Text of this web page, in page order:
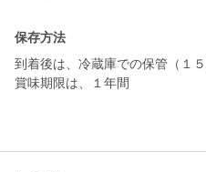
保存方法
到着後は、冷蔵庫での保管（１
賞味期限は、１年間